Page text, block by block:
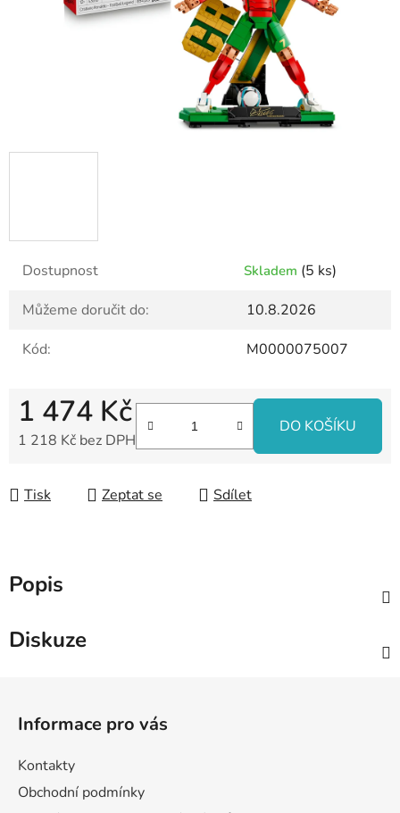
Dostupnost Skladem (5 ks)
Můžeme doručit do:
10.8.2026
Kód:
M0000075007
1 474 Kč
1 218 Kč bez DPH
DO KOŠÍKU
Tisk Zeptat se Sdílet
Popis
Diskuze
Informace pro vás
Kontakty
Obchodní podmínky